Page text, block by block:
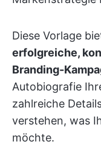
Diese Vorlage
erfolgreiche,
Branding-
Autobiografie
zahlreiche
verstehen, was
möchte.